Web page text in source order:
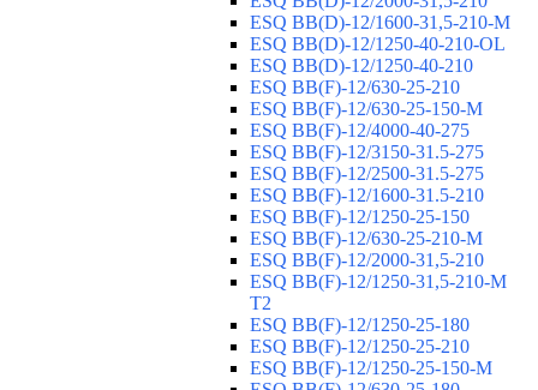
ESQ BB(D)-12/1600-31,5-210-М
ESQ BB(D)-12/1250-40-210-OL
ESQ BB(D)-12/1250-40-210
ESQ ВВ(F)-12/630-25-210
ESQ ВВ(F)-12/630-25-150-М
ESQ ВВ(F)-12/4000-40-275
ESQ ВВ(F)-12/3150-31.5-275
ESQ ВВ(F)-12/2500-31.5-275
ESQ ВВ(F)-12/1600-31.5-210
ESQ ВВ(F)-12/1250-25-150
ESQ BB(F)-12/630-25-210-М
ESQ BB(F)-12/2000-31,5-210
ESQ BB(F)-12/1250-31,5-210-М
T2
ESQ BB(F)-12/1250-25-180
ESQ ВВ(F)-12/1250-25-210
ESQ ВВ(F)-12/1250-25-150-М